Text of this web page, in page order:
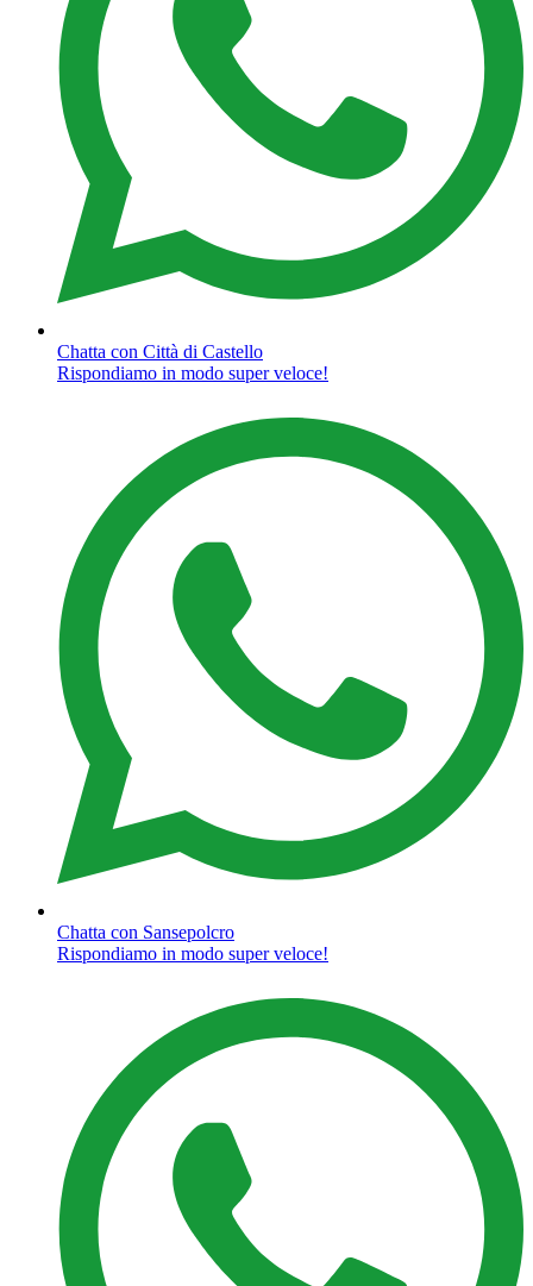
Chatta con Città di Castello
Rispondiamo in modo super veloce!
Chatta con Sansepolcro
Rispondiamo in modo super veloce!